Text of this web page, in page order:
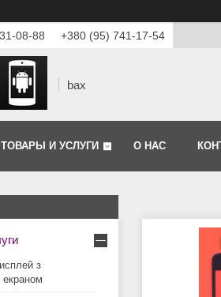
08-88 +380 (95) 741-17-54
bax
ТОВАРЫ И УСЛУГИ О НАС
з